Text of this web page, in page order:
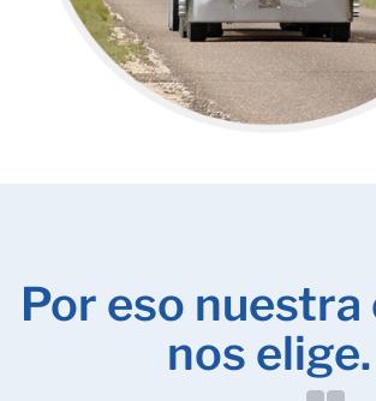
Por eso
nos elige.